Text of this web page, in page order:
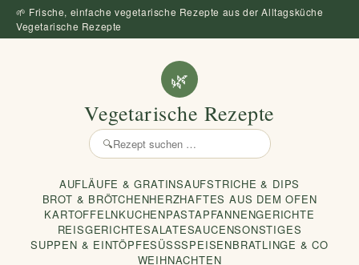
🌱 Frische, einfache vegetarische Rezepte aus der Alltagsküche
Vegetarische Rezepte
🌿
Vegetarische Rezepte
🔍
Rezept
AUFLÄUFE & GRATINSAUFSTRICHE & DIPS
BROT & BRÖTCHENHERZHAFTES AUS DEM OFEN
KARTOFFELNKUCHENPASTAPFANNENGERICHTE
REISGERICHTESALATESAUCENSONSTIGES
SUPPEN & EINTÖPFESÜSSSPEISEN
BRATLINGE & CO
WEIHNACHTEN